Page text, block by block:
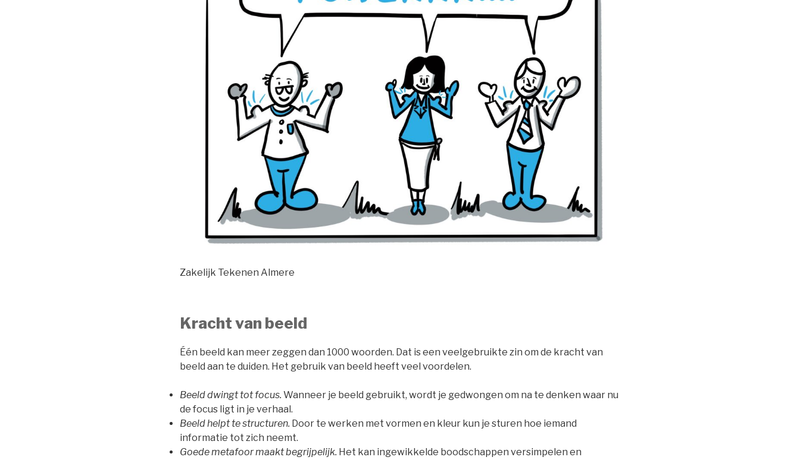
Zakelijk Tekenen Almere
Kracht van beeld
Één beeld kan meer zeggen dan 1000 woorden. Dat is een veelgebruikte zin om de kracht van
beeld aan te duiden. Het gebruik van beeld heeft veel voordelen.
Beeld dwingt tot focus. Wanneer je beeld gebruikt, wordt je gedwongen om na te denken waar nu
de focus ligt in je verhaal.
Beeld helpt te structuren. Door te werken met vormen en kleur kun je sturen hoe iemand
informatie tot zich neemt.
Goede metafoor maakt begrijpelijk. Het kan ingewikkelde boodschappen versimpelen en